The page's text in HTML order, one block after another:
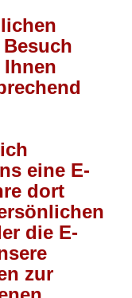
Ihnen
eine E-
dort
die E-
zur